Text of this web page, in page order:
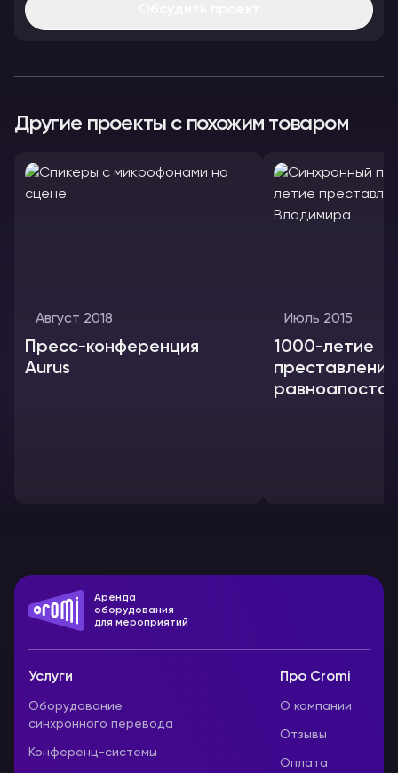
Другие проекты с похожим товаром
Август 2018
Пресс-конференция
Aurus
Июль 2015
1000-летие
преставления
Аренда
оборудования
для мероприятий
Услуги
Оборудование
синхронного перевода
Конференц-системы
Про Cromi
О компании
Отзывы
Оплата